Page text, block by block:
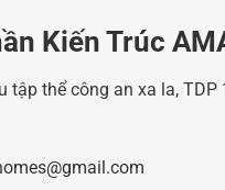
Kiến Trúc
tập thể công an xa la, TDP